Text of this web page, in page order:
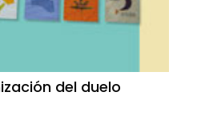
del duelo